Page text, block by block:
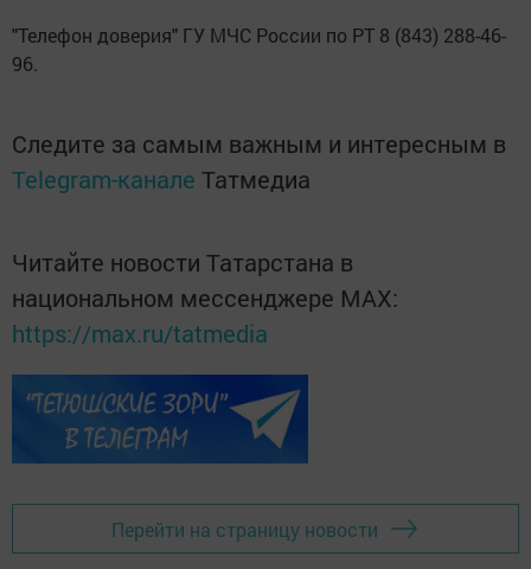
"Телефон доверия" ГУ МЧС России по РТ 8 (843) 288-46-
96.
Следите за самым важным и интересным в
Telegram-канале Татмедиа
Читайте новости Татарстана в
национальном мессенджере MАХ:
https://max.ru/tatmedia
Перейти на страницу новости